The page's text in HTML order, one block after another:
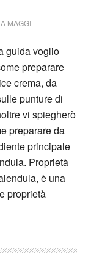
MAGGI
guida voglio
preparare
crema, da
punture di
vi spiegherò
preparare da
principale
Proprietà
è una
proprietà